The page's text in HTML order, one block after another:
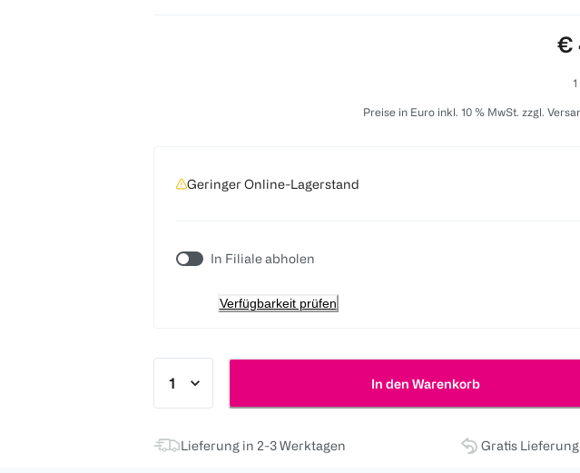
€
Preise in Euro inkl. 10 % MwSt. zzgl.
Geringer Online-Lagerstand
In Filiale abholen
Verfügbarkeit prüfen
In den Warenkorb
Lieferung in 2-3 Werktagen Gratis